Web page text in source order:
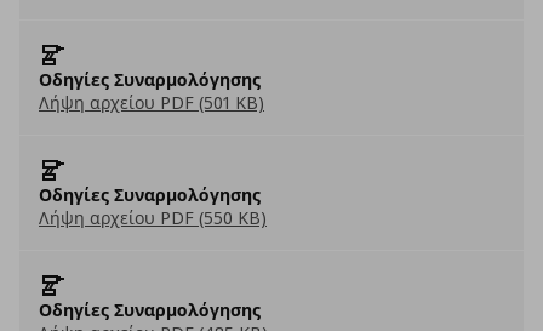
Οδηγίες Συναρμολόγησης
Λήψη αρχείου PDF (501 KB)
Οδηγίες Συναρμολόγησης
Λήψη αρχείου PDF (550 KB)
Οδηγίες Συναρμολόγησης